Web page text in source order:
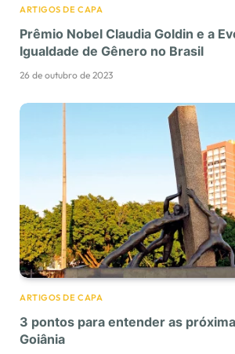
ARTIGOS DE CAPA
Prêmio Nobel Claudia Goldin e a
Igualdade de Gênero no Brasil
26 de outubro de 2023
ARTIGOS DE CAPA
3 pontos para entender as
Goiânia